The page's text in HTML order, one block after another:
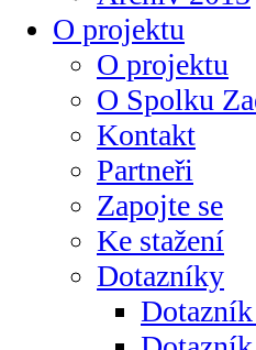
O projektu
O projektu
O Spolku
Kontakt
Partneři
Zapojte se
Ke stažení
Dotazníky